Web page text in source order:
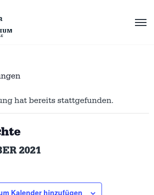
hat bereits stattgefunden.
2021
Kalender hinzufügen